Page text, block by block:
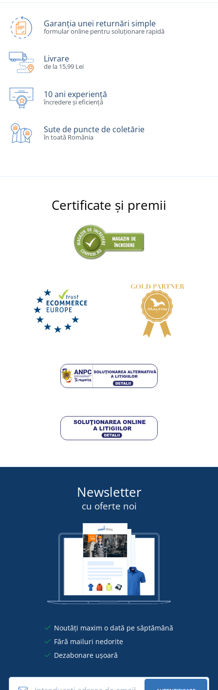
Garanția unei returnări simple
formular online pentru soluționare rapidă
Livrare
de la 15,99 Lei
10 ani experiență
încredere și eficiență
Sute de puncte de coletărie
în toată România
Certificate și premii
Newsletter
cu oferte noi
Noutăți maxim o dată pe săptămână
Fără mailuri nedorite
Dezabonare ușoară